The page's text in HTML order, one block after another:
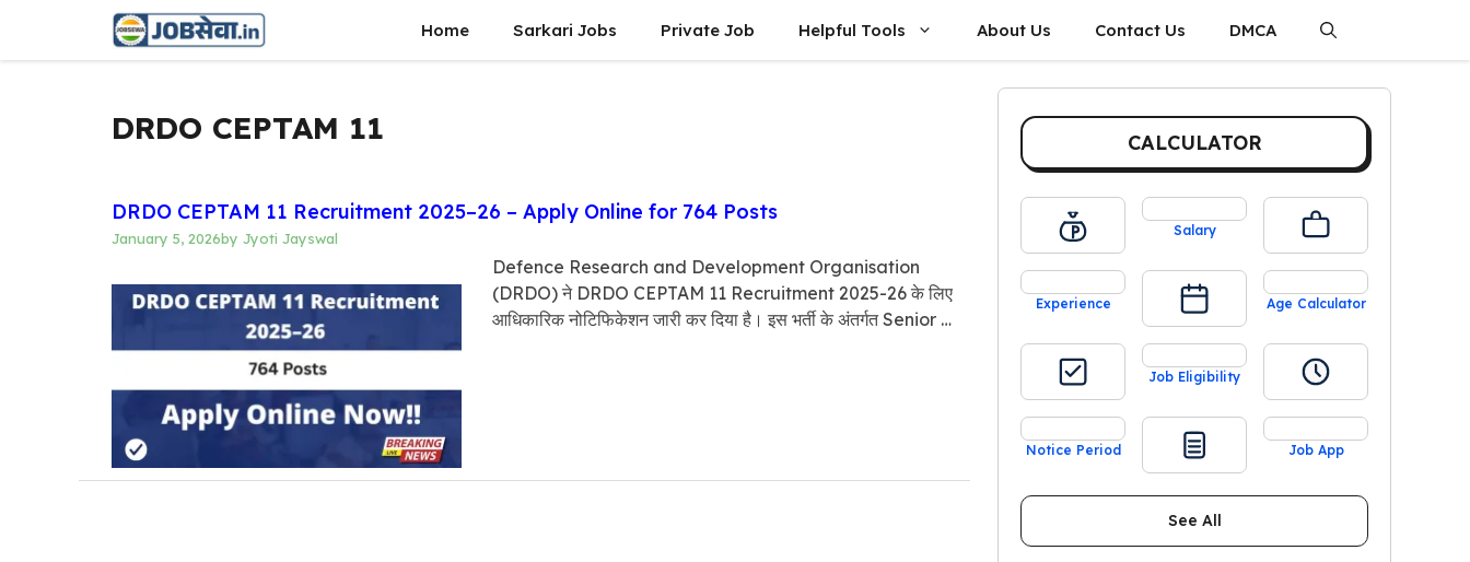
content
Home Sarkari Jobs Private Job Helpful Tools About Us Contact Us DMCA
DRDO CEPTAM 11
DRDO CEPTAM 11 Recruitment 2025–26 – Apply Online for 764 Posts
January 5, 2026by Jyoti Jayswal
Defence Research and Development Organisation
(DRDO) ने DRDO CEPTAM 11 Recruitment 2025-26 के लिए
आधिकारिक नोटिफिकेशन जारी कर दिया है। इस भर्ती के अंतर्गत Senior …
CALCULATOR
Salary
Experience Age Calculator
Job Eligibility
Notice Period Job App
See All